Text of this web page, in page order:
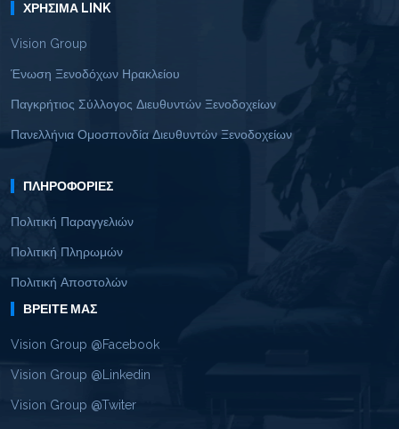
ΧΡΉΣΙΜΑ LINK
Vision Group
Ένωση Ξενοδόχων Ηρακλείου
Παγκρήτιος Σύλλογος Διευθυντών Ξενοδοχείων
Πανελλήνια Ομοσπονδία Διευθυντών Ξενοδοχείων
ΠΛΗΡΟΦΟΡΊΕΣ
Πολιτική Παραγγελιών
Πολιτική Πληρωμών
Πολιτική Αποστολών
ΒΡΕΊΤΕ ΜΑΣ
Vision Group @Facebook
Vision Group @Linkedin
Vision Group @Twiter